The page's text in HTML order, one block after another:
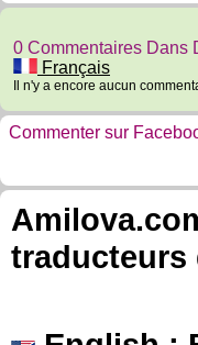
0 Commentaires Dans
Français
Il n'y a encore aucun
Commenter sur
traducteurs